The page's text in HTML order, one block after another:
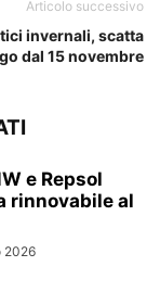
Articolo successivo
invernali, scatta
dal 15 novembre
e Repsol
rinnovabile al
2026